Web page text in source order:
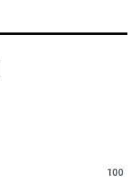
100